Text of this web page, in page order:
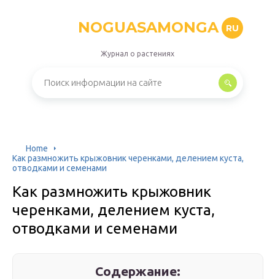
NOGUASAMONGA RU
Журнал о растениях
Home
Как размножить крыжовник черенками, делением куста,
отводками и семенами
Как размножить крыжовник
черенками, делением куста,
отводками и семенами
Содержание: